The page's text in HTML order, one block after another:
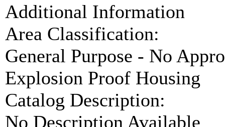
Additional Information
Area Classification:
General Purpose - No
Explosion Proof Housing
Catalog Description:
No Description Available